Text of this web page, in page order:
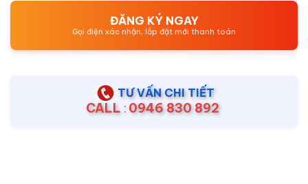
ĐĂNG KÝ NGAY
Gọi điện xác nhận, lắp đặt mới thanh toán
TƯ VẤN CHI TIẾT
CALL : 0946 830 892